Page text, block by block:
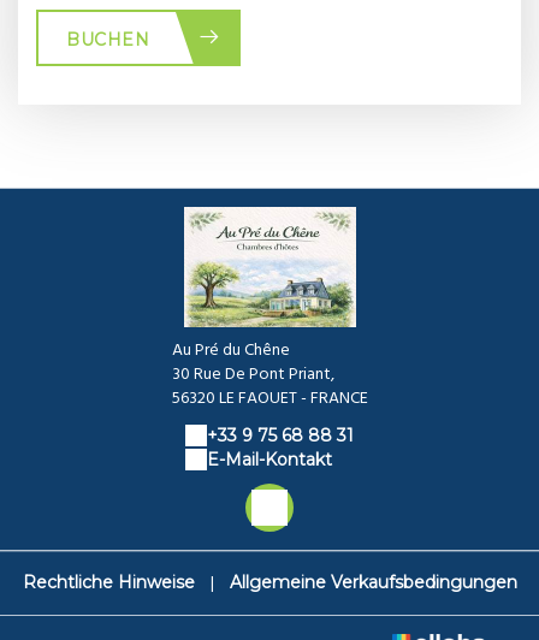
BUCHEN
Au Pré du Chêne
30 Rue De Pont Priant,
56320 LE FAOUET - FRANCE
+33 9 75 68 88 31
E-Mail-Kontakt
Rechtliche Hinweise | Allgemeine Verkaufsbedingungen